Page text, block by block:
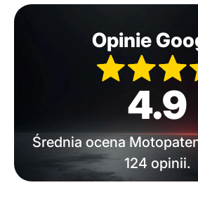
Opinie
4.9
Średnia ocena
124 opinii.